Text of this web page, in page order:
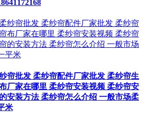
帘批发 柔纱帘配件厂家批发 柔纱帘生
厂家在哪里 柔纱帘安装视频 柔纱帘安
安装方法 柔纱帘怎么介绍 一般市场柔
米